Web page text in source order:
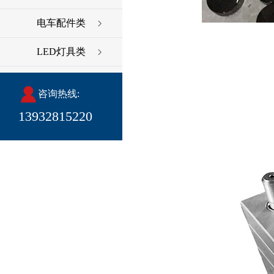
电车配件类
LED灯具类
咨询热线:
13932815220